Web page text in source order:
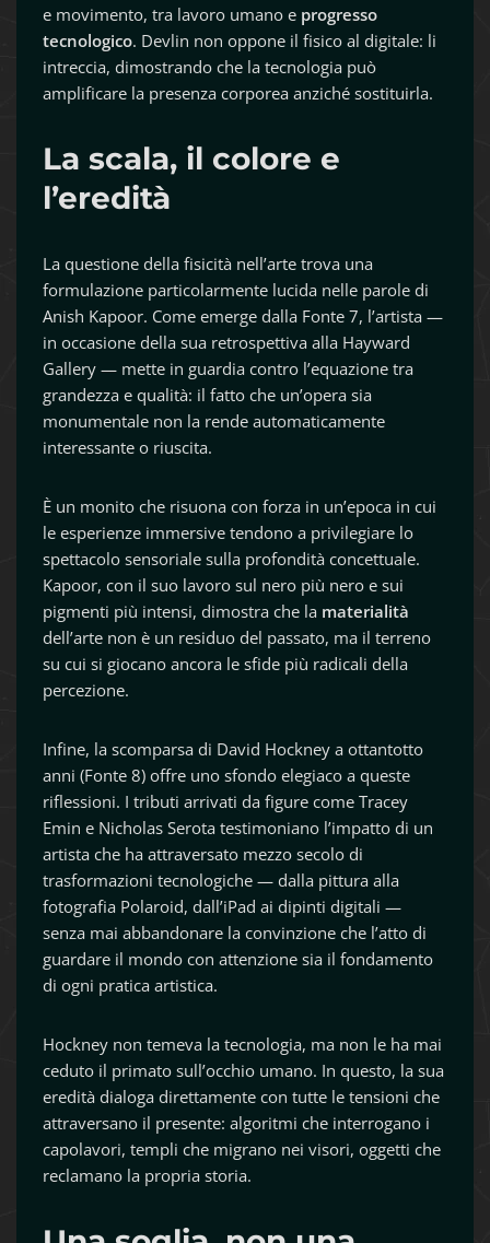
e movimento, tra lavoro umano e progresso
tecnologico. Devlin non oppone il fisico al digitale: li
intreccia, dimostrando che la tecnologia può
amplificare la presenza corporea anziché sostituirla.
La scala, il colore e
l’eredità
La questione della fisicità nell’arte trova una
formulazione particolarmente lucida nelle parole di
Anish Kapoor. Come emerge dalla Fonte 7, l’artista —
in occasione della sua retrospettiva alla Hayward
Gallery — mette in guardia contro l’equazione tra
grandezza e qualità: il fatto che un’opera sia
monumentale non la rende automaticamente
interessante o riuscita.
È un monito che risuona con forza in un’epoca in cui
le esperienze immersive tendono a privilegiare lo
spettacolo sensoriale sulla profondità concettuale.
Kapoor, con il suo lavoro sul nero più nero e sui
pigmenti più intensi, dimostra che la materialità
dell’arte non è un residuo del passato, ma il terreno
su cui si giocano ancora le sfide più radicali della
percezione.
Infine, la scomparsa di David Hockney a ottantotto
anni (Fonte 8) offre uno sfondo elegiaco a queste
riflessioni. I tributi arrivati da figure come Tracey
Emin e Nicholas Serota testimoniano l’impatto di un
artista che ha attraversato mezzo secolo di
trasformazioni tecnologiche — dalla pittura alla
fotografia Polaroid, dall’iPad ai dipinti digitali —
senza mai abbandonare la convinzione che l’atto di
guardare il mondo con attenzione sia il fondamento
di ogni pratica artistica.
Hockney non temeva la tecnologia, ma non le ha mai
ceduto il primato sull’occhio umano. In questo, la sua
eredità dialoga direttamente con tutte le tensioni che
attraversano il presente: algoritmi che interrogano i
capolavori, templi che migrano nei visori, oggetti che
reclamano la propria storia.